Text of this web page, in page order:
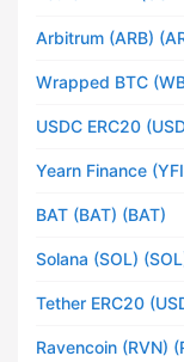
Arbitrum (ARB)
Wrapped BTC
USDC ERC20
Yearn Finance
BAT (BAT) (BAT)
Solana (SOL)
Tether ERC20
Ravencoin (RVN)